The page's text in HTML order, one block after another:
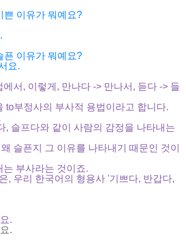
쁜 이유가 뭐예요?
픈 이유가 뭐예요?
요.
서, 이렇게, 만나다 -> 만나서, 듣다 -> 들
to부정사의 부사적 용법이라고 합니다.
, 슬프다와 같이 사람의 감정을 나타내는
슬픈지 그 이유를 나타내기 때문인 것이
는 부사라는 것이죠.
, 우리 한국어의 형용사 '기쁘다, 반갑다,
.
.